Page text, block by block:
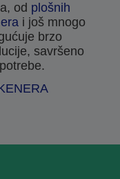
od plošnih
i još mnogo
brzo
savršeno